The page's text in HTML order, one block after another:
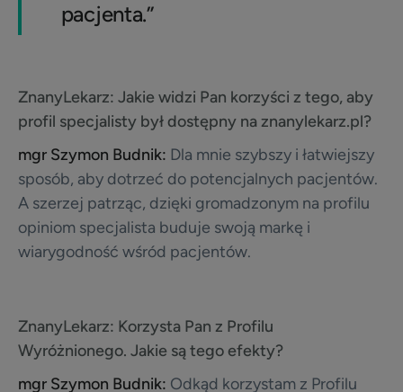
pacjenta.”
ZnanyLekarz: Jakie widzi Pan korzyści z tego, aby
profil specjalisty był dostępny na znanylekarz.pl?
mgr Szymon Budnik: Dla mnie szybszy i łatwiejszy
sposób, aby dotrzeć do potencjalnych pacjentów.
A szerzej patrząc, dzięki gromadzonym na profilu
opiniom specjalista buduje swoją markę i
wiarygodność wśród pacjentów.
ZnanyLekarz: Korzysta Pan z Profilu
Wyróżnionego. Jakie są tego efekty?
mgr Szymon Budnik: Odkąd korzystam z Profilu